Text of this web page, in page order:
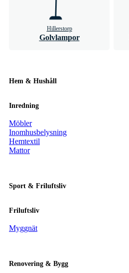
Hillerstorp
Golvlampor
Hem & Hushåll
Inredning
Möbler
Inomhusbelysning
Hemtextil
Mattor
Sport & Friluftsliv
Friluftsliv
Myggnät
Renovering & Bygg